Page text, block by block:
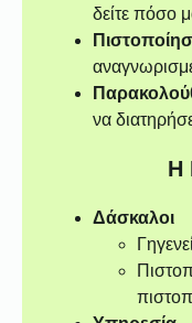
δείτε πόσο
να
Η
Δάσκαλοι